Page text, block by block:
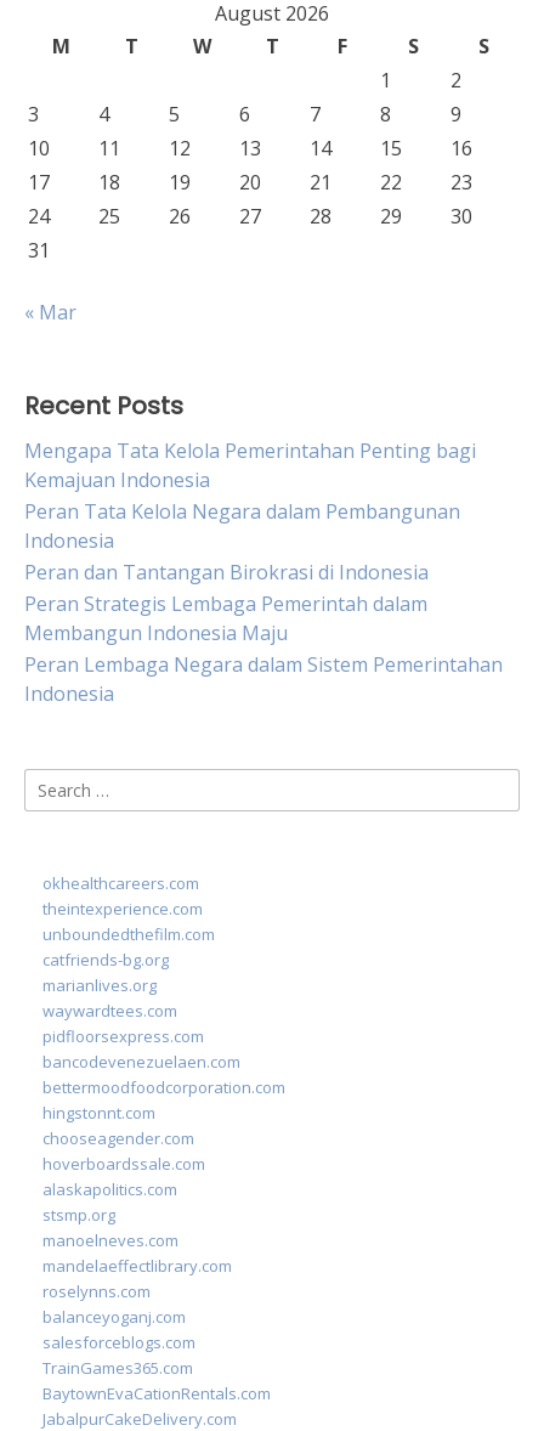
August 2026
M
T W T F S
S
1
2
3
4 5 6 7 8
9
10
11 12 13 14 15
16
17
18 19 20 21 22
23
24
25 26 27 28 29
30
31
« Mar
Recent Posts
Mengapa Tata Kelola Pemerintahan Penting bagi
Kemajuan Indonesia
Peran Tata Kelola Negara dalam Pembangunan
Indonesia
Peran dan Tantangan Birokrasi di Indonesia
Peran Strategis Lembaga Pemerintah dalam
Membangun Indonesia Maju
Peran Lembaga Negara dalam Sistem Pemerintahan
Indonesia
Search
for:
okhealthcareers.com
theintexperience.com
unboundedthefilm.com
catfriends-bg.org
marianlives.org
waywardtees.com
pidfloorsexpress.com
bancodevenezuelaen.com
bettermoodfoodcorporation.com
hingstonnt.com
chooseagender.com
hoverboardssale.com
alaskapolitics.com
stsmp.org
manoelneves.com
mandelaeffectlibrary.com
roselynns.com
balanceyoganj.com
salesforceblogs.com
TrainGames365.com
BaytownEvaCationRentals.com
JabalpurCakeDelivery.com